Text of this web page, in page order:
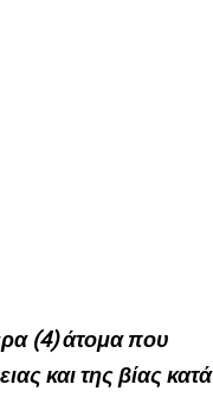
(4) άτομα που
και της βίας κατά